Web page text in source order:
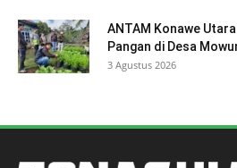
ANTAM Konawe
Pangan di Desa
3 Agustus 2026